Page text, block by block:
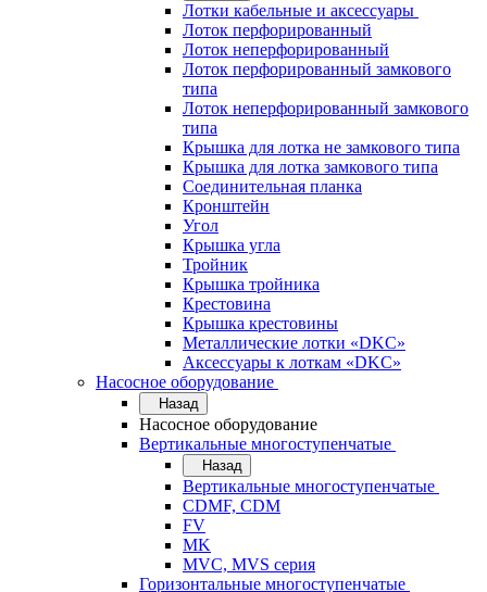
Лотки кабельные и аксессуары
Лоток перфорированный
Лоток неперфорированный
Лоток перфорированный замкового
типа
Лоток неперфорированный замкового
типа
Крышка для лотка не замкового типа
Крышка для лотка замкового типа
Соединительная планка
Кронштейн
Угол
Крышка угла
Тройник
Крышка тройника
Крестовина
Крышка крестовины
Металлические лотки «DKC»
Аксессуары к лоткам «DKC»
Насосное оборудование
Назад
Насосное оборудование
Вертикальные многоступенчатые
Назад
Вертикальные многоступенчатые
CDMF, CDM
FV
MK
MVC, MVS серия
Горизонтальные многоступенчатые